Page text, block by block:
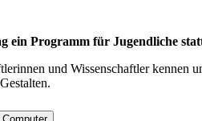
ein Programm für Jugendliche
und Wissenschaftler